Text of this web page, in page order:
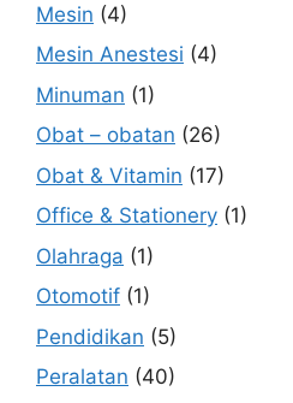
Mesin (4)
Mesin Anestesi (4)
Minuman (1)
Obat – obatan (26)
Obat & Vitamin (17)
Office & Stationery (1)
Olahraga (1)
Otomotif (1)
Pendidikan (5)
Peralatan (40)